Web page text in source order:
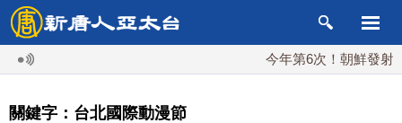
今年第6次！朝鮮發射
關鍵字：台北國際動漫節